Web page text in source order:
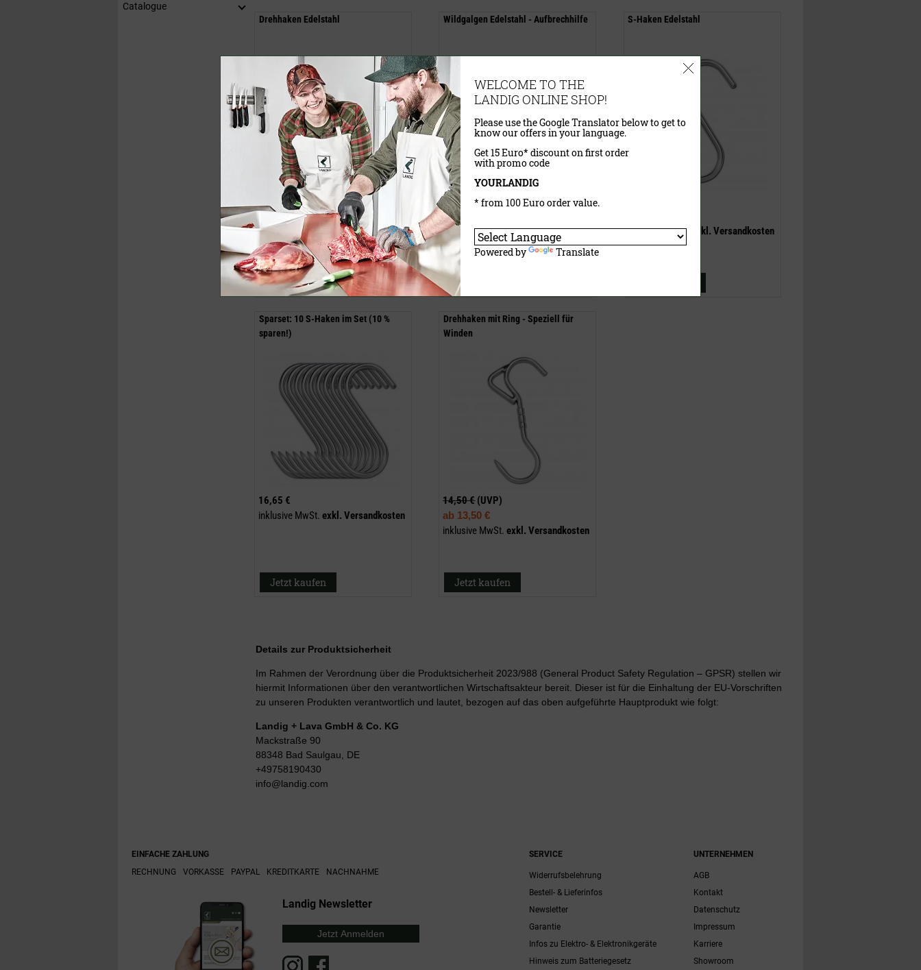
Catalogue
Drehhaken Edelstahl
8,89 €
inklusive MwSt.exkl.Versandkosten
Jetzt kaufen
Wildgalgen Edelstahl - Aufbrechhilfe
27,00 €(UVP)
ab25,90 €
inklusive MwSt.exkl.Versandkosten
Jetzt kaufen
S-Haken Edelstahl
inklusive MwSt. exkl. Versandkosten
Sparset: 10 S-Haken im Set (10 %
sparen!)
16,65 €
inklusive MwSt. exkl. Versandkosten
Jetzt kaufen
Drehhaken mit Ring - Speziell für
Winden
14,50 € (UVP)
ab 13,50 €
inklusive MwSt. exkl.Versandkosten
Jetzt kaufen
Details zur Produktsicherheit
Im Rahmen der Verordnung über die Produktsicherheit 2023/988 (General Product Safety Regulation – GPSR) stellen wir
hiermit Informationen über den verantwortlichen Wirtschaftsakteur bereit. Dieser ist für die Einhaltung der EU-Vorschriften
zu unseren Produkten verantwortlich und lautet, bezogen auf das oben aufgeführte Hauptprodukt wie folgt:
Landig + Lava GmbH & Co. KG
Mackstraße 90
88348 Bad Saulgau, DE
+49758190430
info@landig.com
EINFACHE ZAHLUNG
RECHNUNG
VORKASSE PAYPAL KREDITKARTE NACHNAHME
Landig Newsletter
Jetzt Anmelden
SERVICE
Widerrufsbelehrung
Bestell- & Lieferinfos
Newsletter
Garantie
Infos zu Elektro- & Elektronikgeräte
Hinweis zum Batteriegesetz
UNTERNEHMEN
AGB
Kontakt
Datenschutz
Impressum
Karriere
Showroom
WELCOME TO THE
LANDIG ONLINE SHOP!
Please use the Google Translator below to get to
know our offers in your language.
Get 15 Euro* discount on first order
with promo code
YOURLANDIG
* from 100 Euro order value.
Powered by Translate